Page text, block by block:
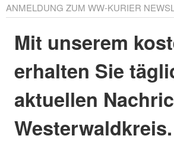
ANMELDUNG ZUM WW-KURIER
Mit unserem
erhalten Sie
aktuellen
Westerwaldkreis.